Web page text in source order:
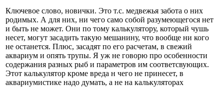
Ключевое слово, новички. Это т.с. медвежья забота о них
родимых. А для них, ни чего само собой разумеющегося нет
и быть не может. Они по тому калькулятору, который чушь
несет, могут засадить такую мешанину, что вообще ни кого
не останется. Плюс, засадят по его расчетам, в свежий
аквариум и опять трупы. Я уж не говорю про особенности
содержания разных рыб и параметров им соответсвующих.
Этот калькулятор кроме вреда н чего не принесет, в
аквариумистике надо думать, а не на калькуляторах